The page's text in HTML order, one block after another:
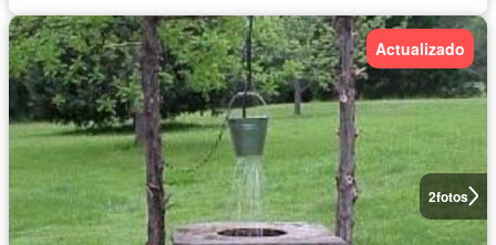
2fotos
Actualizado